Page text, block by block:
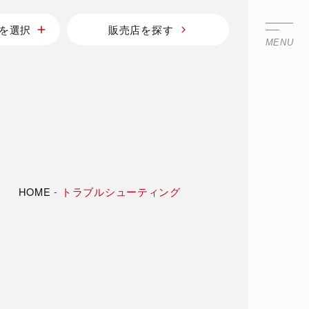
MENU
選択 販売店を探す
HOME - トラブルシューティング